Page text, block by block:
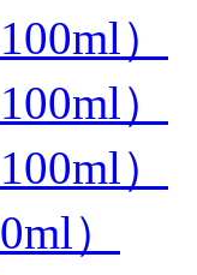
）
）
）
）